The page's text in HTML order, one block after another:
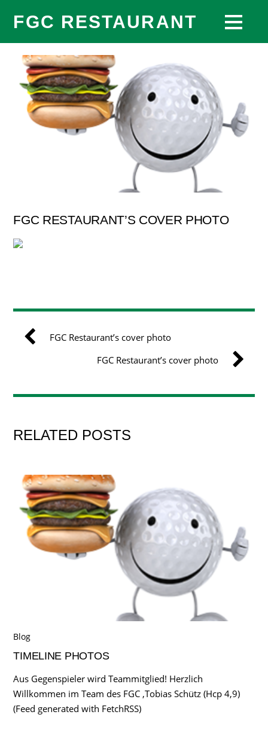
FGC RESTAURANT
FGC RESTAURANT’S COVER PHOTO
FGC Restaurant’s cover photo
FGC Restaurant’s cover photo
RELATED POSTS
Blog
TIMELINE PHOTOS
Aus Gegenspieler wird Teammitglied! Herzlich
Willkommen im Team des FGC ,Tobias Schütz (Hcp 4,9)
(Feed generated with FetchRSS)